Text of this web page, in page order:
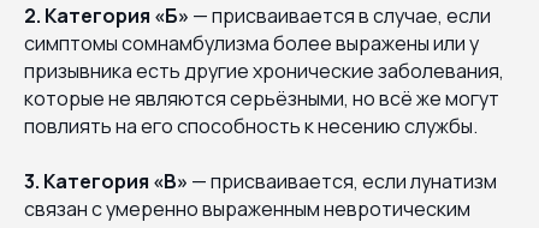
2. Категория «Б» — присваивается в случае, если
симптомы сомнамбулизма более выражены или у
призывника есть другие хронические заболевания,
которые не являются серьёзными, но всё же могут
повлиять на его способность к несению службы.
3. Категория «В» — присваивается, если лунатизм
связан с умеренно выраженным невротическим